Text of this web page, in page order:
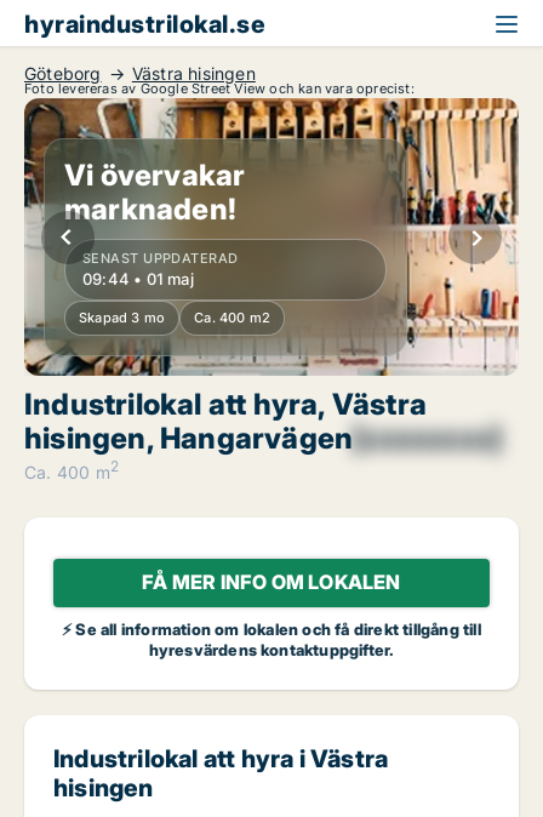
hyraindustrilokal.se
Göteborg Västra hisingen
Foto levereras av Google Street View och kan vara oprecist:
Vi övervakar
marknaden!
SENAST UPPDATERAD
09:44 • 01 maj
Skapad 3 mo Ca. 400 m2
Industrilokal att hyra, Västra
hisingen, Hangarvägen[xxxxxxxx]
Ca. 400 m2
FÅ MER INFO OM LOKALEN
⚡ Se all information om lokalen och få direkt tillgång till
hyresvärdens kontaktuppgifter.
Industrilokal att hyra i Västra
hisingen